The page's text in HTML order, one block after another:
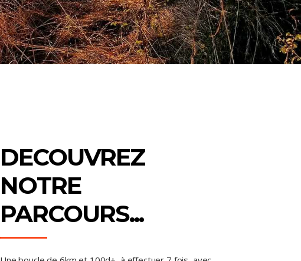
DECOUVREZ
NOTRE
PARCOURS...